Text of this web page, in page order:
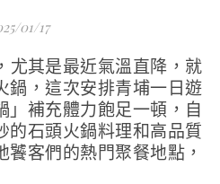
01/17
鍋，這次安排青埔一日遊
」補充體力飽足一頓，自
的石頭火鍋料理和高品質
客們的熱門聚餐地點，